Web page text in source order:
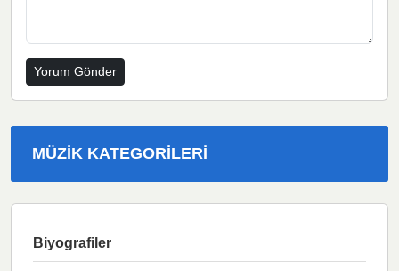
MÜZIK KATEGORILERI
Biyografiler